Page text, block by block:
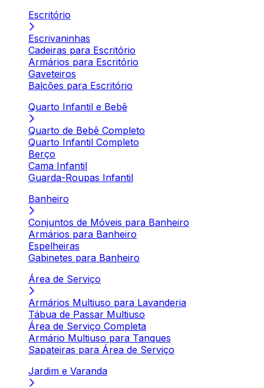
Escritório
Escrivaninhas
Cadeiras para Escritório
Armários para Escritório
Gaveteiros
Balcões para Escritório
Quarto Infantil e Bebê
Quarto de Bebê Completo
Quarto Infantil Completo
Berço
Cama Infantil
Guarda-Roupas Infantil
Banheiro
Conjuntos de Móveis para Banheiro
Armários para Banheiro
Espelheiras
Gabinetes para Banheiro
Área de Serviço
Armários Multiuso para Lavanderia
Tábua de Passar Multiuso
Área de Serviço Completa
Armário Multiuso para Tanques
Sapateiras para Área de Serviço
Jardim e Varanda